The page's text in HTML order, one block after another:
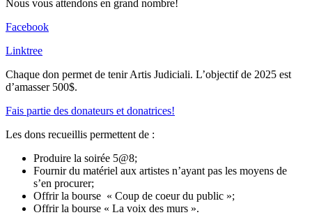
Nous vous attendons en grand nombre!
Facebook
Linktree
Chaque don permet de tenir Artis Judiciali. L’objectif de 2025 est
d’amasser 500$.
Fais partie des donateurs et donatrices!
Les dons recueillis permettent de :
Produire la soirée 5@8;
Fournir du matériel aux artistes n’ayant pas les moyens de
s’en procurer;
Offrir la bourse « Coup de coeur du public »;
Offrir la bourse « La voix des murs ».